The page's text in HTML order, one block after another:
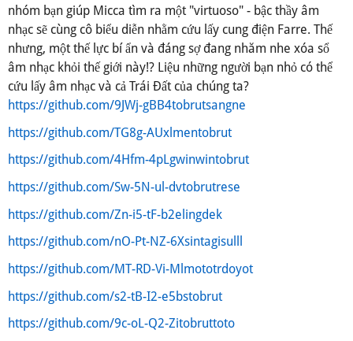
nhóm bạn giúp Micca tìm ra một "virtuoso" - bậc thầy âm
nhạc sẽ cùng cô biểu diễn nhằm cứu lấy cung điện Farre. Thế
nhưng, một thế lực bí ẩn và đáng sợ đang nhăm nhe xóa sổ
âm nhạc khỏi thế giới này!? Liệu những người bạn nhỏ có thể
cứu lấy âm nhạc và cả Trái Đất của chúng ta?
https://github.com/9JWj-gBB4tobrutsangne
https://github.com/TG8g-AUxlmentobrut
https://github.com/4Hfm-4pLgwinwintobrut
https://github.com/Sw-5N-ul-dvtobrutrese
https://github.com/Zn-i5-tF-b2elingdek
https://github.com/nO-Pt-NZ-6Xsintagisulll
https://github.com/MT-RD-Vi-Mlmototrdoyot
https://github.com/s2-tB-I2-e5bstobrut
https://github.com/9c-oL-Q2-Zitobruttoto